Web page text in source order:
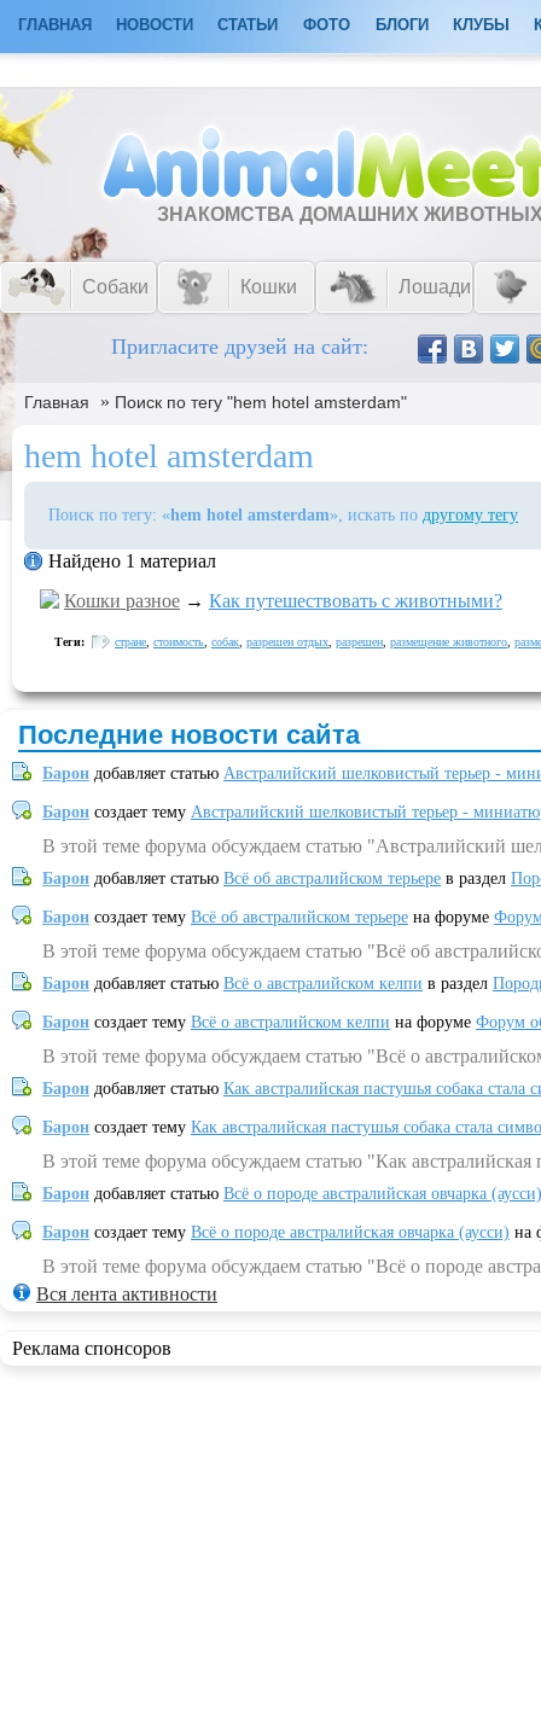
ГЛАВНАЯ НОВОСТИ СТАТЬИ ФОТО БЛОГИ КЛУБЫ
ЗНАКОМСТВА ДОМАШНИХ
Собаки Кошки Лошади
Пригласите друзей на сайт:
Главная » Поиск по тегу "hem hotel amsterdam"
hem hotel amsterdam
Поиск по тегу: «hem hotel amsterdam», искать по другому тегу
Найдено 1 материал
Кошки разное → Как путешествовать с животными?
Теги: стране стоимость собак разрешен отдых разрешен размещение животного
Последние новости сайта
Барон добавляет статью Австралийский шелковистый терьер -
Барон создает тему Австралийский шелковистый терьер -
В этой теме форума обсуждаем статью "Австралийский
Барон добавляет статью Всё об австралийском терьере в раздел
Барон создает тему Всё об австралийском терьере на форуме
В этой теме форума обсуждаем статью "Всё об
Барон добавляет статью Всё о австралийском келпи в раздел
Барон создает тему Всё о австралийском келпи на форуме Форум
В этой теме форума обсуждаем статью "Всё о
Барон добавляет статью Как австралийская пастушья собака
Барон создает тему Как австралийская пастушья собака стала
В этой теме форума обсуждаем статью "Как
Барон добавляет статью Всё о породе австралийская овчарка (аусси)
Барон создает тему Всё о породе австралийская овчарка (аусси) на
В этой теме форума обсуждаем статью "Всё о породе
Вся лента активности
Реклама спонсоров